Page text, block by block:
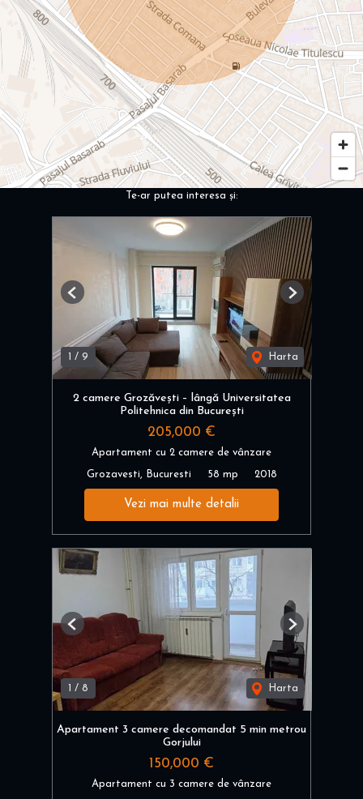
Te-ar putea interesa și:
/ 9 Harta
Previous Next
2 camere Grozăvești – lângă Universitatea
Politehnica din București
205,000 €
Apartament cu 2 camere de vânzare
Grozavesti, Bucuresti 58 mp 2018
Vezi mai multe detalii
1 / 8 Harta
Previous Next
Apartament 3 camere decomandat 5 min metrou
Gorjului
150,000 €
Apartament cu 3 camere de vânzare